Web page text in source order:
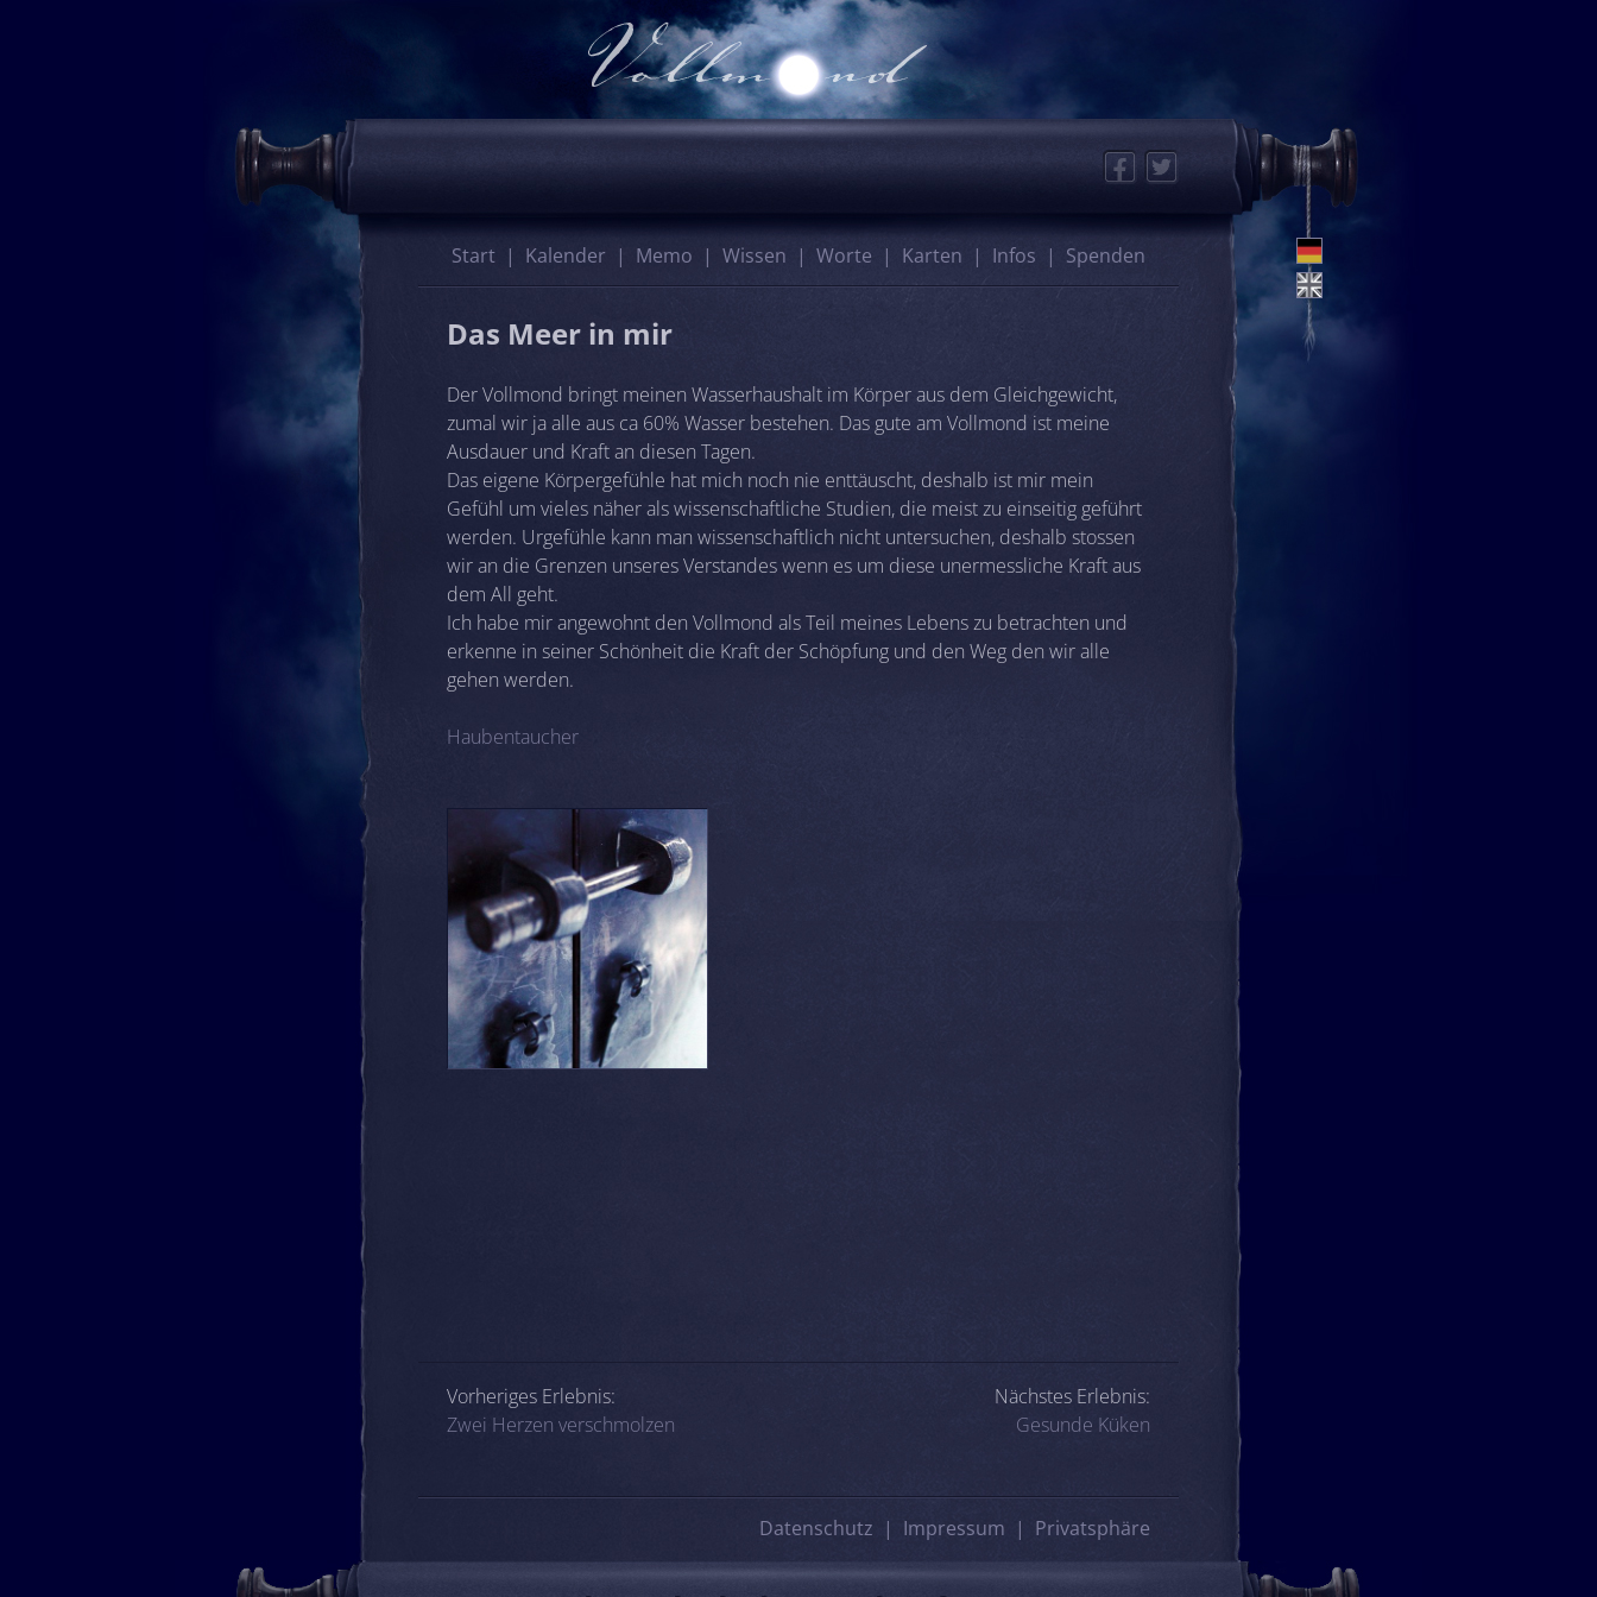
Facebook
Twitter
Start Kalender Memo Wissen Worte Karten Infos Spenden
Das Meer in mir
Der Vollmond bringt meinen Wasserhaushalt im Körper aus dem Gleichgewicht,
zumal wir ja alle aus ca 60% Wasser bestehen. Das gute am Vollmond ist meine
Ausdauer und Kraft an diesen Tagen.
Das eigene Körpergefühle hat mich noch nie enttäuscht, deshalb ist mir mein
Gefühl um vieles näher als wissenschaftliche Studien, die meist zu einseitig geführt
werden. Urgefühle kann man wissenschaftlich nicht untersuchen, deshalb stossen
wir an die Grenzen unseres Verstandes wenn es um diese unermessliche Kraft aus
dem All geht.
Ich habe mir angewohnt den Vollmond als Teil meines Lebens zu betrachten und
erkenne in seiner Schönheit die Kraft der Schöpfung und den Weg den wir alle
gehen werden.
Haubentaucher
Beitrags-Navigation
Vorheriges Erlebnis:
Zwei Herzen verschmolzen
Nächstes Erlebnis:
Gesunde Küken
Datenschutz Impressum Privatsphäre